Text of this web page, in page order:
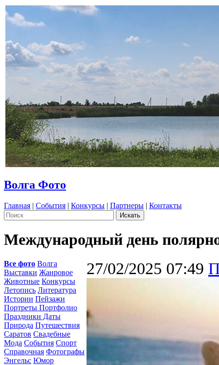
Волга Фото
Главная | События | Конкурсы | Партнеры | Контакты
Международный день
Все фото Волга
Выставки Жанровое
Животные Конкурсы
Летопись Литература
Истории Пейзажи
Портреты Портфолио
Праздники Даты
Природа Путешествия
Саратов Свадебные
Мода События Спорт
Справочная Фотографы
Энгельс Юмор
27/02/2025 07:49